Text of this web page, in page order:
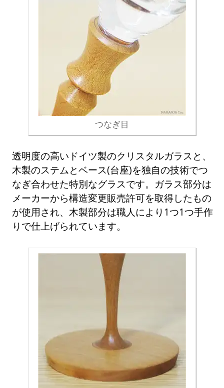
つなぎ目
透明度の高いドイツ製のクリスタルガラスと、
木製のステムとベース(台座)を独自の技術でつ
なぎ合わせた特別なグラスです。ガラス部分は
メーカーから構造変更販売許可を取得したもの
が使用され、木製部分は職人により1つ1つ手作
りで仕上げられています。